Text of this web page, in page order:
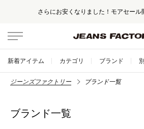
さらにお安くなりました！モアセール
新着アイテム カテゴリ ブランド
ジーンズファクトリー ブランド一覧
ブランド一覧